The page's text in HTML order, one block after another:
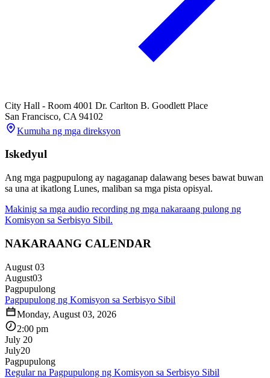
City Hall - Room 4001 Dr. Carlton B. Goodlett Place
San Francisco, CA 94102
Kumuha ng mga direksyon
Iskedyul
Ang mga pagpupulong ay nagaganap dalawang beses bawat buwan
sa una at ikatlong Lunes, maliban sa mga pista opisyal.
Makinig sa mga audio recording ng mga nakaraang pulong ng
Komisyon sa Serbisyo Sibil.
NAKARAANG CALENDAR
August 03
August03
Pagpupulong
Pagpupulong ng Komisyon sa Serbisyo Sibil
Monday, August 03, 2026
2:00 pm
July 20
July20
Pagpupulong
Regular na Pagpupulong ng Komisyon sa Serbisyo Sibil